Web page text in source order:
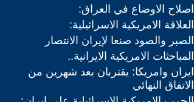
اصلاح الاوضاع في العراق:
العلاقة الامريكية الاسرائيلية:
الصبر والصود صنعا لإيران الانتصار
المباحثات الامريكية الايرانية..
ايران وامريكا: يقتربان بعد شهرين من
الاتفاق النهائي